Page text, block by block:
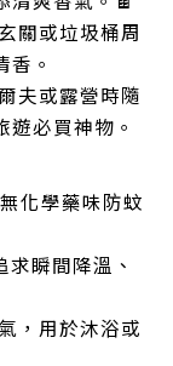
關或垃圾桶周
。
夫或露營時隨
必買神物。
化學藥味防蚊
求瞬間降溫、
，用於沐浴或